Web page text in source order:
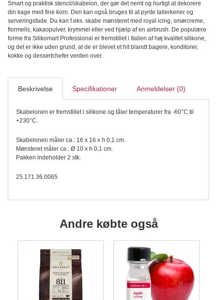
Foglia
Stencil,
2
stk.
antal
Smart og praktisk stencil/skabelon, der gør det nemt og hurtigt at dekorere
din kage med fine korn. Den kan også bruges til at pynte tallerkener og
serveringsfade. Du kan f.eks. skabe mønsteret med royal icing, smørcreme,
flormelis, kakaopulver, krymmel eller ved hjælp af en airbrush. De populære
forme fra Silikomart Professional er fremstillet i Italien af høj kvalitet silikone,
og det er ikke uden grund, at de er blevet et hit blandt bagere, konditorer,
kokke og dessertchefer verden over.
Beskrivelse Specifikationer Anmeldelser (0)
Skabelonen er fremstillet i silikone og tåler temperaturer fra -60°C til
+230°C.
Skabelonen måler ca.: 16 x 16 x h 0,1 cm.
Mønsteret måler ca.: Ø 10 x h 0,1 cm.
Pakken indeholder 2 stk.
25.171.36.0065
Andre købte også